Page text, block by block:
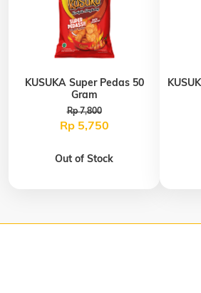
KUSUKA Super Pedas 50
Gram
Rp 7,800
Rp 5,750
Out of Stock